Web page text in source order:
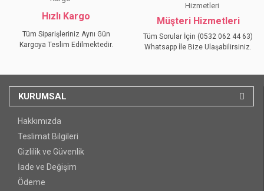
Hızlı Kargo
Tüm Siparişleriniz Aynı Gün
Kargoya Teslim Edilmektedir.
Müşteri Hizmetleri
Tüm Sorular İçin (0532 062 44 63)
Whatsapp İle Bize Ulaşabilirsiniz.
KURUMSAL
Hakkımızda
Teslimat Bilgileri
Gizlilik ve Güvenlik
İade ve Değişim
Ödeme